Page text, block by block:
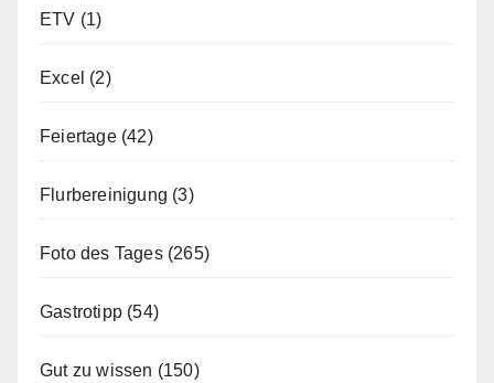
ETV (1)
Excel (2)
Feiertage(42)
Flurbereinigung (3)
Foto des Tages(265)
Gastrotipp (54)
Gut zu wissen (150)